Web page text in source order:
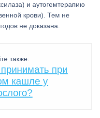
и аутогемтерапию
крови). Тем не
не доказана.
также:
при
кашле у